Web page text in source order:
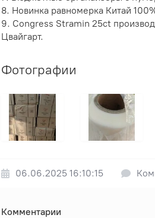
8. Новинка равномерка Китай
9. Congress Stramin 25ct
Цвайгарт.
Фотографии
06.06.2025 16:10:15
Комментарии